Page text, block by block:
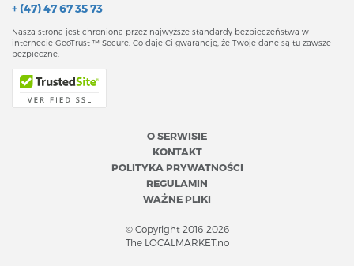
+ (47) 47 67 35 73
Nasza strona jest chroniona przez najwyższe standardy bezpieczeństwa w
internecie GeoTrust ™ Secure. Co daje Ci gwarancję, że Twoje dane są tu zawsze
bezpieczne.
O SERWISIE
KONTAKT
POLITYKA PRYWATNOŚCI
REGULAMIN
WAŻNE PLIKI
© Copyright 2016-2026
The LOCALMARKET.no